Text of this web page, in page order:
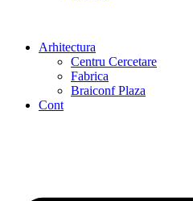
Arhitectura
Centru Cercetare
Fabrica
Braiconf Plaza
Cont